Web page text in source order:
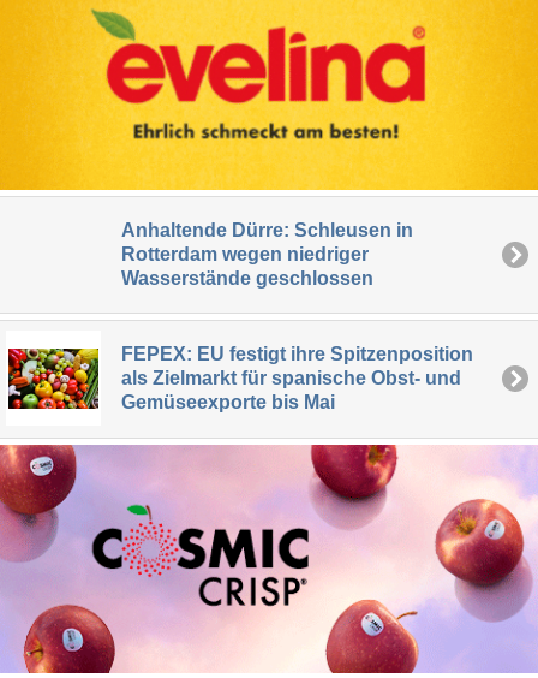
Anhaltende Dürre: Schleusen in
Rotterdam wegen niedriger
Wasserstände geschlossen
FEPEX: EU festigt ihre Spitzenposition
als Zielmarkt für spanische Obst- und
Gemüseexporte bis Mai